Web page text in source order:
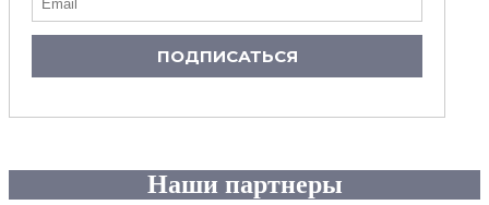
ПОДПИСАТЬСЯ
Наши партнеры